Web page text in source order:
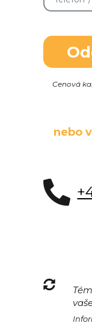
Cenová
nebo